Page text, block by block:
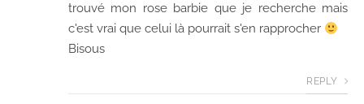
trouvé mon rose barbie que je recherche mais
c'est vrai que celui là pourrait s'en rapprocher
Bisous
REPLY